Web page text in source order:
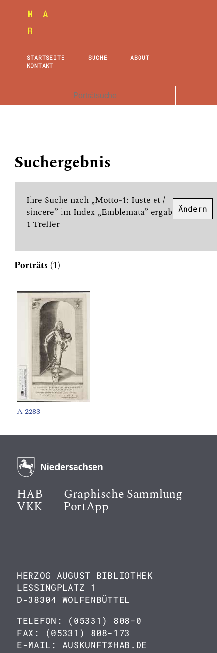
STARTSEITE SUCHE
ABOUT
KONTAKT
Suchergebnis
Ihre Suche nach „Motto-1: Iuste et /
sincere” im Index „Emblemata” ergab
1 Treffer
Ändern
Porträts (1)
A 2283
HAB Graphische Sammlung
VKK PortApp
HERZOG AUGUST BIBLIOTHEK
LESSINGPLATZ 1
D-38304 WOLFENBÜTTEL
TELEFON: (05331) 808-0
FAX: (05331) 808-173
E-MAIL: AUSKUNFT@HAB.DE